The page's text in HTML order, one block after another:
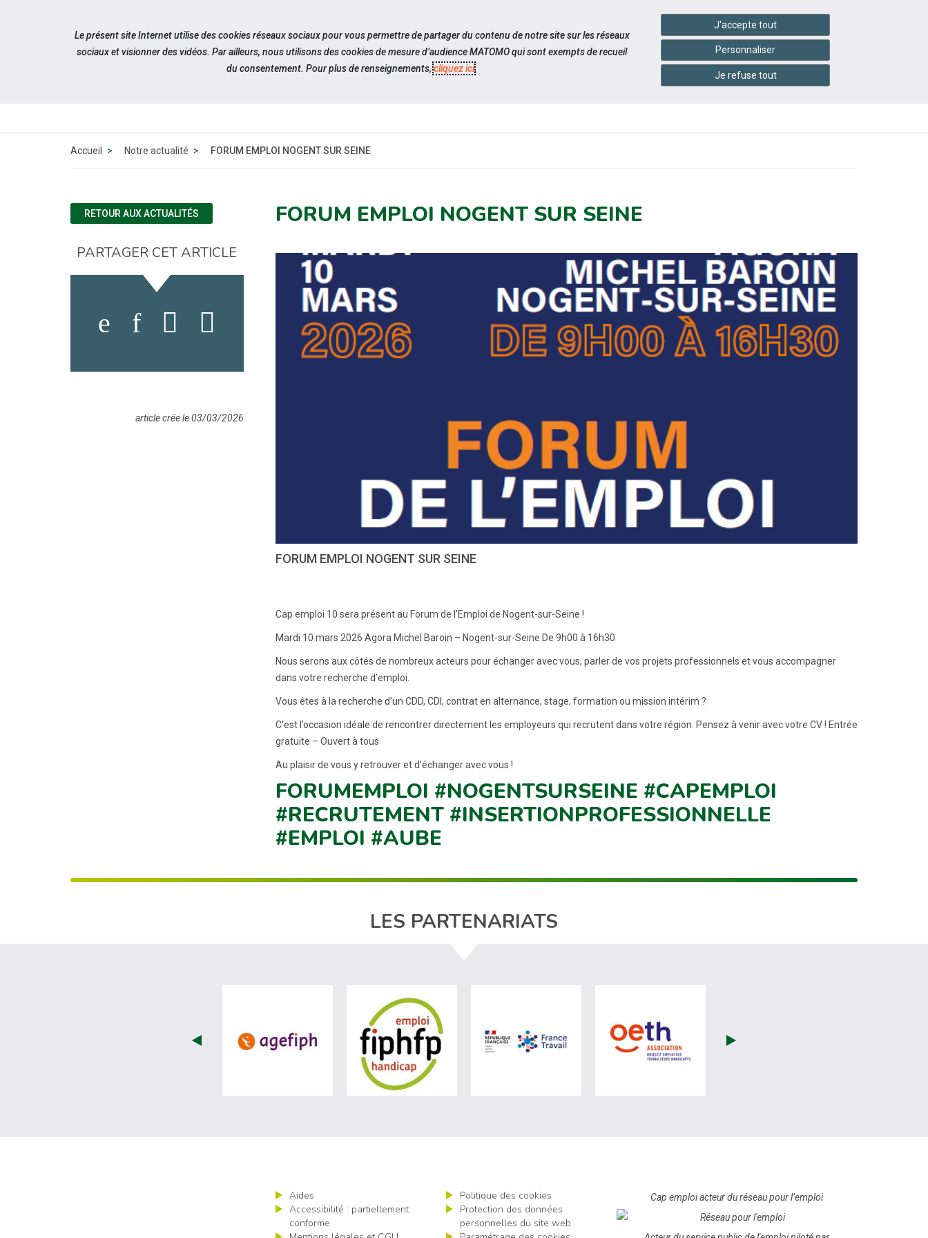
Aller au contenu
Accessibilité handshake Services en ligne
ESPACE
ÉVÉNEMENTS
INFOS
PRATIQUES
NOUS
Accueil Notre actualité FORUM EMPLOI NOGENT SUR SEINE
FORUM EMPLOI NOGENT SUR SEINE
FORUM EMPLOI NOGENT SUR SEINE
Cap emploi 10 sera présent au Forum de l’Emploi de Nogent-sur-Seine !
Mardi 10 mars 2026 Agora Michel Baroin – Nogent-sur-Seine De 9h00 à 16h30
Nous serons aux côtés de nombreux acteurs pour échanger avec vous, parler de vos projets professionnels et vous accompagner
dans votre recherche d’emploi.
Vous êtes à la recherche d’un CDD, CDI, contrat en alternance, stage, formation ou mission intérim ?
C’est l’occasion idéale de rencontrer directement les employeurs qui recrutent dans votre région. Pensez à venir avec votre CV ! Entrée
gratuite – Ouvert à tous
Au plaisir de vous y retrouver et d’échanger avec vous !
FORUMEMPLOI #NOGENTSURSEINE #CAPEMPLOI
#RECRUTEMENT #INSERTIONPROFESSIONNELLE
#EMPLOI #AUBE
RETOUR AUX ACTUALITÉS
PARTAGER CET ARTICLE
article crée le 03/03/2026
LES PARTENARIATS
visiter les site de Agefiph (nouvelle fenêtre)visiter les site de Fiphfp (nouvelle fenêtre)visiter les site de France Travail (nouvelle fenêtre)visiter les site de OETH (nouvelle fenêtre)
Aides
Accessibilité : partiellement
conforme
Politique des cookies
Protection des données
personnelles du site web
Cap emploi acteur du réseau pour l’emploi
Le présent site Internet utilise des cookies réseaux sociaux pour vous permettre de partager du contenu de notre site sur les réseaux
sociaux et visionner des vidéos. Par ailleurs, nous utilisons des cookies de mesure d’audience MATOMO qui sont exempts de recueil
du consentement. Pour plus de renseignements,cliquez ici.
J'accepte tout
Personnaliser
Je refuse tout